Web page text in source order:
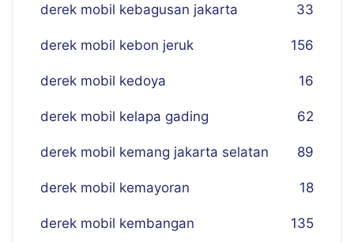
derek mobil kebagusan jakarta 33
derek mobil kebon jeruk 156
derek mobil kedoya 16
derek mobil kelapa gading 62
derek mobil kemang jakarta selatan 89
derek mobil kemayoran 18
derek mobil kembangan 135